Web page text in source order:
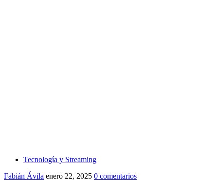
Tecnología y Streaming
Fabián Ávila enero 22, 2025 0 comentarios